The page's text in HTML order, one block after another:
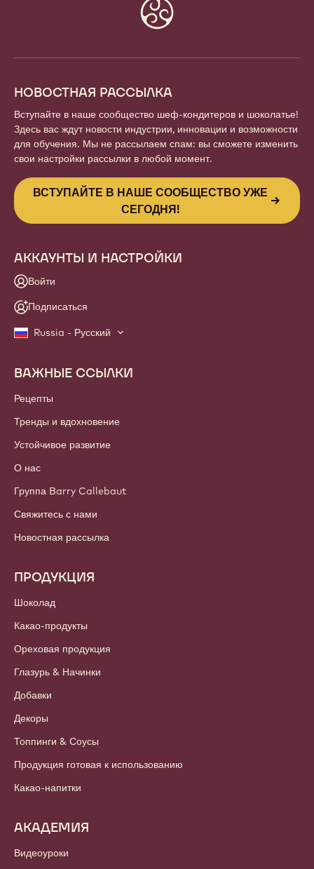
НОВОСТНАЯ РАССЫЛКА
Вступайте в наше сообщество шеф-кондитеров и шоколатье!
Здесь вас ждут новости индустрии, инновации и возможности
для обучения. Мы не рассылаем спам: вы сможете изменить
свои настройки рассылки в любой момент.
ВСТУПАЙТЕ В НАШЕ СООБЩЕСТВО УЖЕ
СЕГОДНЯ!
АККАУНТЫ И НАСТРОЙКИ
Войти
Подписаться
Russia - Русский
Footer
Callebaut
ВАЖНЫЕ ССЫЛКИ
Рецепты
Тренды и вдохновение
Устойчивое развитие
О нас
Группа Barry Callebaut
Свяжитесь с нами
Новостная рассылка
ПРОДУКЦИЯ
Шоколад
Какао-продукты
Ореховая продукция
Глазурь & Начинки
Добавки
Декоры
Топпинги & Соусы
Продукция готовая к использованию
Какао-напитки
АКАДЕМИЯ
Видеоуроки